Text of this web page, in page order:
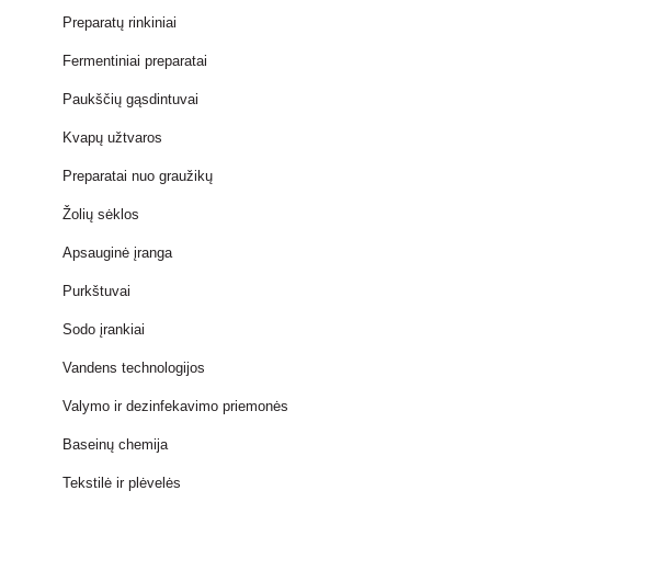
Preparatų rinkiniai
Fermentiniai preparatai
Paukščių gąsdintuvai
Kvapų užtvaros
Preparatai nuo graužikų
Žolių sėklos
Apsauginė įranga
Purkštuvai
Sodo įrankiai
Vandens technologijos
Valymo ir dezinfekavimo priemonės
Baseinų chemija
Tekstilė ir plėvelės